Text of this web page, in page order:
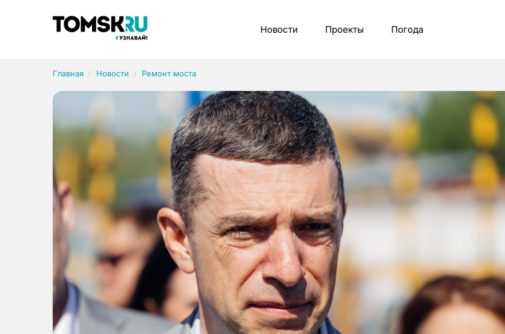
Новости Проекты Погода
Главная Новости Ремонт моста
Рубрики